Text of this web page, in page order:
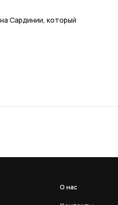
Сардинии, который
О нас